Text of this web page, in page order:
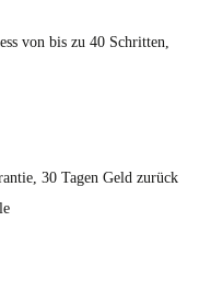
von bis zu 40 Schritten,
30 Tagen Geld zurück